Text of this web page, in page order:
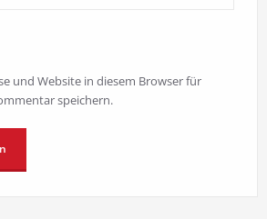
und Website in diesem Browser für
speichern.